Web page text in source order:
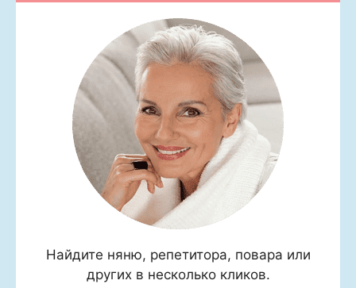
Найдите няню, репетитора, повара или
других в несколько кликов.